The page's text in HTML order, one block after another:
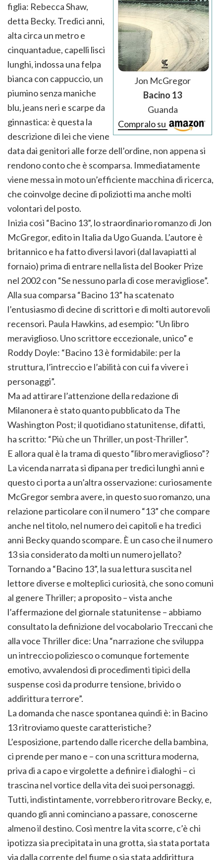
Jon McGregor
Bacino 13
Guanda
Compralo su
figlia: Rebecca Shaw,
detta Becky. Tredici anni,
alta circa un metro e
cinquantadue, capelli lisci
lunghi, indossa una felpa
bianca con cappuccio, un
piumino senza maniche
blu, jeans neri e scarpe da
ginnastica: è questa la
descrizione di lei che viene
data dai genitori alle forze dell’ordine, non appena si
rendono conto che è scomparsa. Immediatamente
viene messa in moto un’efficiente macchina di ricerca,
che coinvolge decine di poliziotti ma anche molti
volontari del posto.
Inizia così “Bacino 13”, lo straordinario romanzo di Jon
McGregor, edito in Italia da Ugo Guanda. L’autore è
britannico e ha fatto diversi lavori (dal lavapiatti al
fornaio) prima di entrare nella lista del Booker Prize
nel 2002 con “Se nessuno parla di cose meravigliose”.
Alla sua comparsa “Bacino 13” ha scatenato
l’entusiasmo di decine di scrittori e di molti autorevoli
recensori. Paula Hawkins, ad esempio: “Un libro
meraviglioso. Uno scrittore eccezionale, unico” e
Roddy Doyle: “Bacino 13 è formidabile: per la
struttura, l’intreccio e l’abilità con cui fa vivere i
personaggi”.
Ma ad attirare l’attenzione della redazione di
Milanonera è stato quanto pubblicato da The
Washington Post; il quotidiano statunitense, difatti,
ha scritto: “Più che un Thriller, un post-Thriller”.
E allora qual è la trama di questo “libro meraviglioso”?
La vicenda narrata si dipana per tredici lunghi anni e
questo ci porta a un’altra osservazione: curiosamente
McGregor sembra avere, in questo suo romanzo, una
relazione particolare con il numero “13” che compare
anche nel titolo, nel numero dei capitoli e ha tredici
anni Becky quando scompare. È un caso che il numero
13 sia considerato da molti un numero jellato?
Tornando a “Bacino 13”, la sua lettura suscita nel
lettore diverse e molteplici curiosità, che sono comuni
al genere Thriller; a proposito – vista anche
l’affermazione del giornale statunitense – abbiamo
consultato la definizione del vocabolario Treccani che
alla voce Thriller dice: Una “narrazione che sviluppa
un intreccio poliziesco o comunque fortemente
emotivo, avvalendosi di procedimenti tipici della
suspense così da produrre tensione, brivido o
addirittura terrore”.
La domanda che nasce spontanea quindi è: in Bacino
13 ritroviamo queste caratteristiche?
L’esposizione, partendo dalle ricerche della bambina,
ci prende per mano e – con una scrittura moderna,
priva di a capo e virgolette a definire i dialoghi – ci
trascina nel vortice della vita dei suoi personaggi.
Tutti, indistintamente, vorrebbero ritrovare Becky, e,
quando gli anni cominciano a passare, conoscerne
almeno il destino. Così mentre la vita scorre, c’è chi
ipotizza sia precipitata in una grotta, sia stata portata
via dalla corrente del fiume o sia stata addirittura